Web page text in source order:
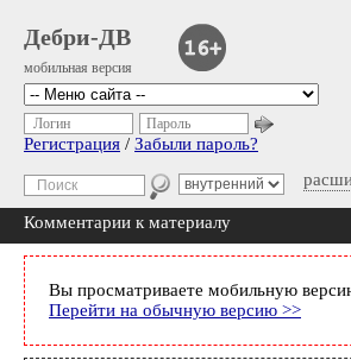
Дебри-ДВ
мобильная версия
Логин Пароль
Регистрация / Забыли пароль?
Комментарии к материалу
Вы просматриваете мобильную
Перейти на обычную версию >>